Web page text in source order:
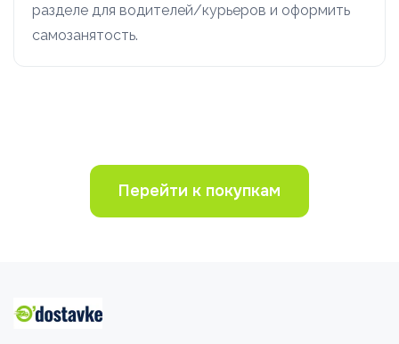
разделе для водителей/курьеров и оформить
самозанятость.
Перейти к покупкам